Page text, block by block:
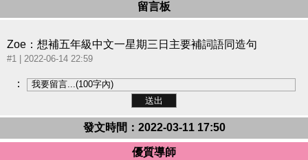
留言板
Zoe：想補五年級中文一星期三日主要補詞語同造句
#1 | 2022-06-14 22:59
：
發文時間：2022-03-11 17:50
優質導師